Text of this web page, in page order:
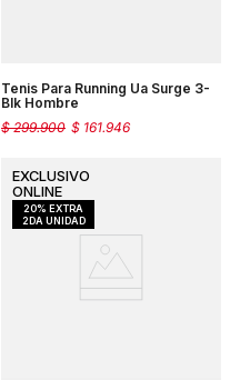
Tenis Para Running Ua Surge 3-
Blk Hombre
$ 161.946
$ 299.900